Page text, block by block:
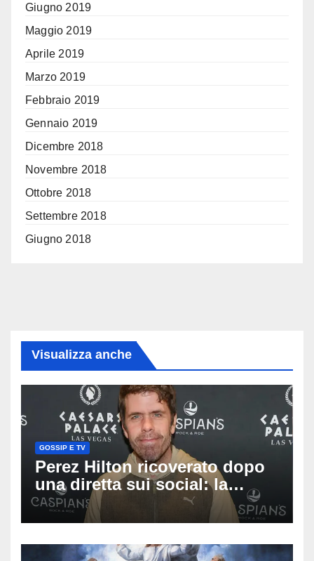
Giugno 2019
Maggio 2019
Aprile 2019
Marzo 2019
Febbraio 2019
Gennaio 2019
Dicembre 2018
Novembre 2018
Ottobre 2018
Settembre 2018
Giugno 2018
Visualizza anche
GOSSIP E TV
Perez Hilton ricoverato dopo
una diretta sui social: la
famiglia rompe il silenzio
sulle sue condizioni